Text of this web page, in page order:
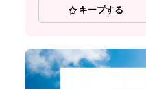
キープする